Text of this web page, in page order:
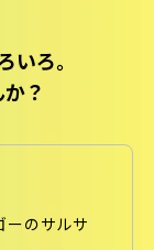
いろ。
？
ーのサルサ